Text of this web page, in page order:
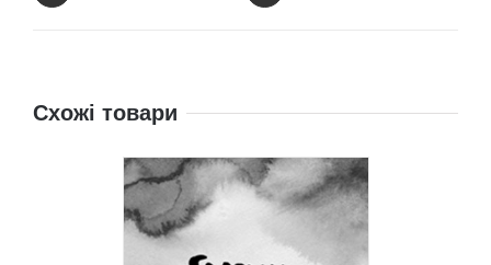
Схожі товари